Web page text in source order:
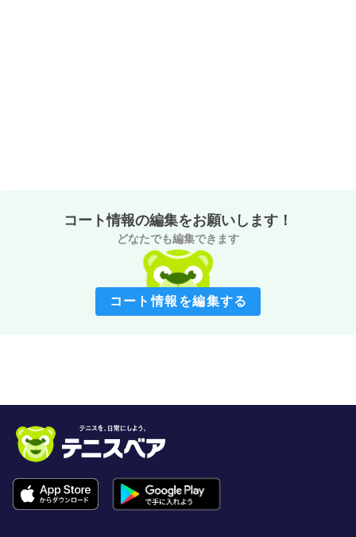
コート情報の編集をお願いします！
どなたでも編集できます
コート情報を編集する